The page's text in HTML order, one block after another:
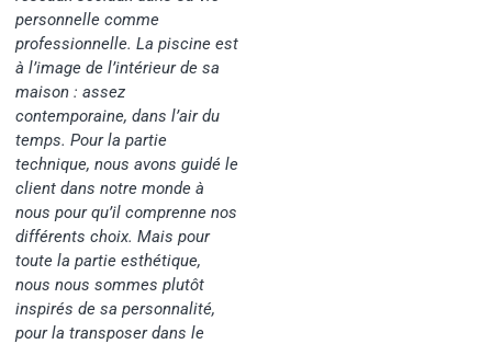
personnelle comme
professionnelle. La piscine est
à l’image de l’intérieur de sa
maison : assez
contemporaine, dans l’air du
temps. Pour la partie
technique, nous avons guidé le
client dans notre monde à
nous pour qu’il comprenne nos
différents choix. Mais pour
toute la partie esthétique,
nous nous sommes plutôt
inspirés de sa personnalité,
pour la transposer dans le